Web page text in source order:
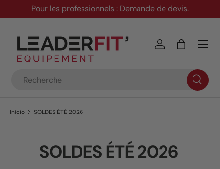
Ir para o conteúdo
Pour les professionnels : Demande de devis.
Iniciar sessão
Saco
Menu
Início SOLDES ÉTÉ 2026
SOLDES ÉTÉ 2026